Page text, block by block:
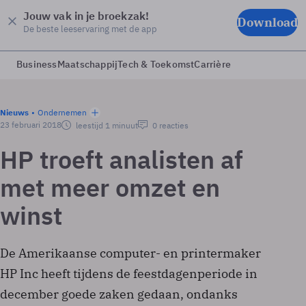
Jouw vak in je broekzak!
De beste leeservaring met de app Download
BusinessMaatschappijTech & ToekomstCarrière
Nieuws
Ondernemen
23 februari 2018
leestijd 1 minuut 0 reacties
HP troeft analisten af
met meer omzet en
winst
De Amerikaanse computer- en printermaker
HP Inc heeft tijdens de feestdagenperiode in
december goede zaken gedaan, ondanks